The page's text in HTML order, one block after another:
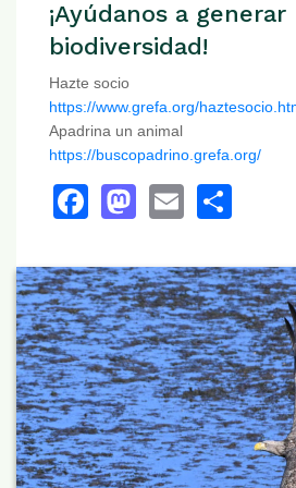
¡Ayúdanos a generar
biodiversidad!
Hazte socio
https://www.grefa.org/
Apadrina un animal
https://buscopadrino.grefa.org/
Facebook
Mastodon
Email